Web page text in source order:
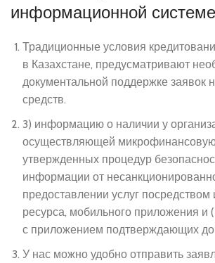
информационной системе
Традиционные условия
в Казахстане, предусматривают
документальной поддержке заявок
средств.
3) информацию о наличии у
осуществляющей микрофинансовую
утвержденных процедур
информации от
предоставлении услуг посредством
ресурса, мобильного приложения и
с приложением подтверждающих
У нас можно удобно отправить